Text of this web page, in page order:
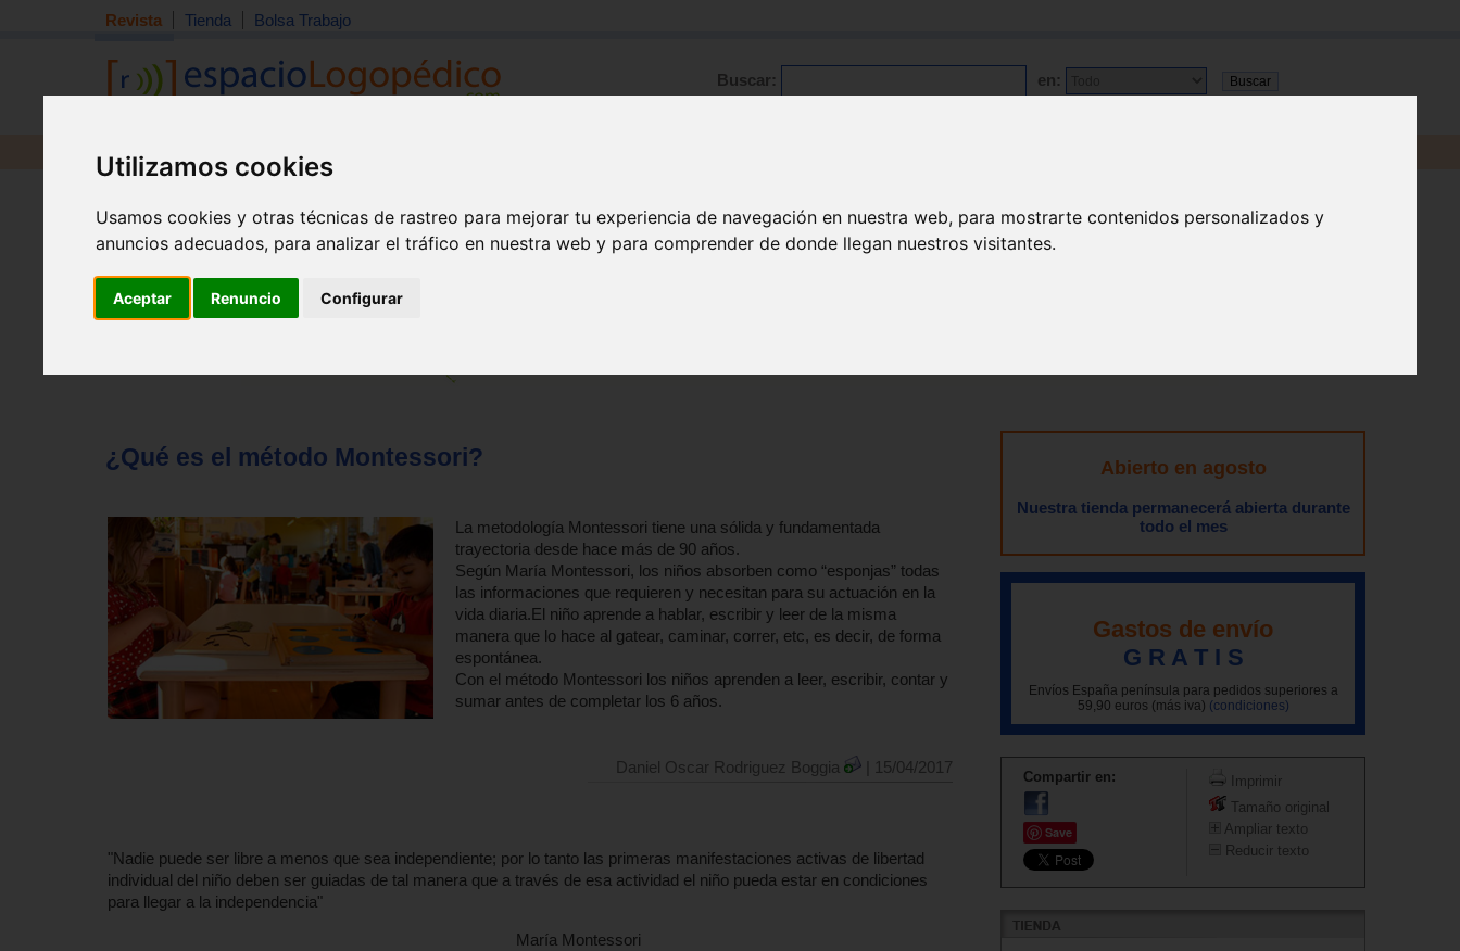
Utilizamos cookies
Usamos cookies y otras técnicas de rastreo para mejorar tu experiencia de navegación en nuestra web, para mostrarte contenidos personalizados y
anuncios adecuados, para analizar el tráfico en nuestra web y para comprender de donde llegan nuestros visitantes.
Aceptar Renuncio Configurar
Revista Tienda Bolsa Trabajo
Buscar: en:
Revista Material
Inicio> Revista
¿Qué es el método Montessori?
La metodología Montessori tiene una sólida y fundamentada
trayectoria desde hace más de 90 años.
Según María Montessori, los niños absorben como “esponjas” todas
las informaciones que requieren y necesitan para su actuación en la
vida diaria.El niño aprende a hablar, escribir y leer de la misma
manera que lo hace al gatear, caminar, correr, etc, es decir, de forma
espontánea.
Con el método Montessori los niños aprenden a leer, escribir, contar y
sumar antes de completar los 6 años.
Daniel Oscar Rodriguez Boggia | 15/04/2017
"Nadie puede ser libre a menos que sea independiente; por lo tanto las primeras manifestaciones activas de libertad
individual del niño deben ser guiadas de tal manera que a través de esa actividad el niño pueda estar en condiciones
para llegar a la independencia"
María Montessori
Abierto en agosto
Nuestra tienda permanecerá abierta durante
todo el mes
Gastos de envío
G R A T I S
Envíos España península para pedidos superiores a
59,90 euros (más iva) (condiciones)
Compartir en:
Save
Imprimir
Tamaño original
Ampliar texto
Reducir texto